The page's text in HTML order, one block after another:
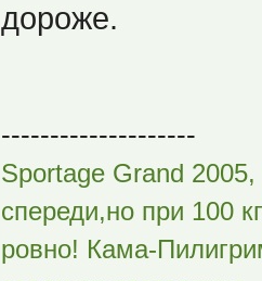
дороже.
--------------------
Sportage Grand
спереди,но при 100
ровно! Кама-